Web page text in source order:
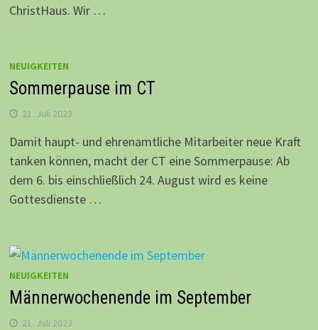
ChristHaus. Wir …
NEUIGKEITEN
Sommerpause im CT
21. Juli 2023
Damit haupt- und ehrenamtliche Mitarbeiter neue Kraft
tanken können, macht der CT eine Sommerpause: Ab
dem 6. bis einschließlich 24. August wird es keine
Gottesdienste …
NEUIGKEITEN
Männerwochenende im September
21. Juli 2023